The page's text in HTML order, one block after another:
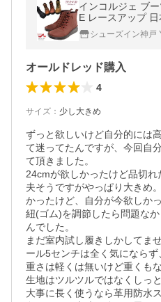
インコルジェ ブーツ レ
E レースアップ 日
トブーツ 歩きや
-SP-8468)
シューズイン神戸
オールドレッド購入
4
サイズ ： 少し大きめ
ずっと欲しいけど自分的には
て迷ってたんですが、今回自
て頂きました。
24cmが欲しかったけど品切
夫そうですがやっぱり大きめ
かったけど、自分が今欲しか
紐(ゴム)を調節したら問題な
んでした。
まだ室内試し履きしかしてま
ール5センチは全く気にならず
重さは軽くは無いけど重くもな
生地はツルツルではなくしっ
大事に長く使うなら革用防水